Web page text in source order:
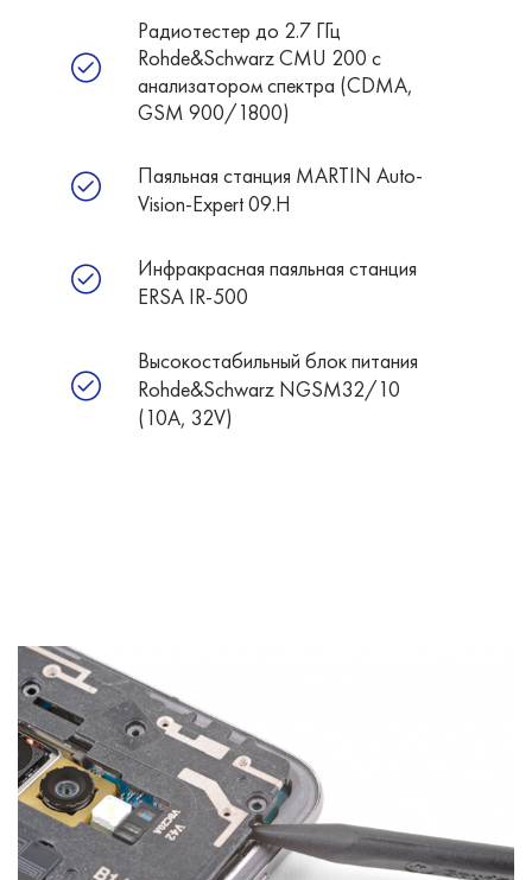
Радиотестер до 2.7 ГГц
Rohde&Schwarz CMU 200 с
анализатором спектра (CDMA,
GSM 900/1800)
Паяльная станция MARTIN Auto-
Vision-Expert 09.H
Инфракрасная паяльная станция
ERSA IR-500
Высокостабильный блок питания
Rohde&Schwarz NGSM32/10
(10А, 32V)